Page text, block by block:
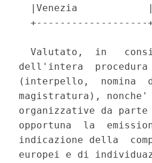
|Venezia
Valutato,  in
dell'intera
(interpello,  nomina
magistratura),
organizzative da
opportuna  la
indicazione della
europei e di